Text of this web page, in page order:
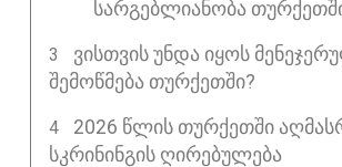
სარგებლიანობა
ᲕᲘᲡᲗᲕᲘᲡ ᲣᲜᲓᲐ ᲘᲧᲝᲡ
ᲨᲔᲛᲝᲬᲛᲔᲑᲐ ᲗᲣᲠᲥᲔᲗᲨᲘ?
2026 ᲬᲚᲘᲡ ᲗᲣᲠᲥᲔᲗᲨᲘ
ᲡᲙᲠᲘᲜᲘᲜᲒᲘᲡ ᲦᲘᲠᲔᲑᲣᲚᲔᲑᲐ